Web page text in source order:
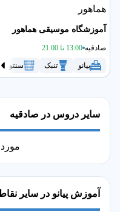
سایر دروس در صادقیه
آموزش پیانو در سایر
آموزشگاه موسیقی هماهور
صادقیه 13:00 تا 21:00
پیانو تنبک سنتور